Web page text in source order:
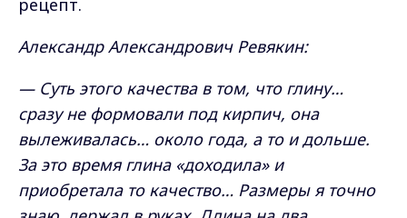
рецепт.
Александр Александрович Ревякин:
— Суть этого качества в том, что глину…
сразу не формовали под кирпич, она
вылеживалась… около года, а то и дольше.
За это время глина «доходила» и
приобретала то качество… Размеры я точно